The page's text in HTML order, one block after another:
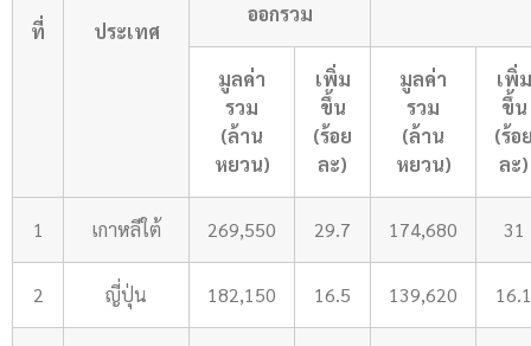
ที่ ประเทศ
ออกรวม
มูลค่า
รวม
(ล้าน
หยวน)
เพิ่ม
ขึ้น
(ร้อย
ละ)
มูลค่า
รวม
(ล้าน
หยวน)
เพิ่ม
ขึ้น
(ร้อ
ละ)
1 เกาหลีใต้ 269,550 29.7 174,680 31
2 ญี่ปุ่น 182,150 16.5 139,620 16.1